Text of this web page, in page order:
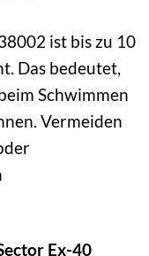
ist bis zu 10
Das bedeutet,
Schwimmen
Vermeiden
Ex-40